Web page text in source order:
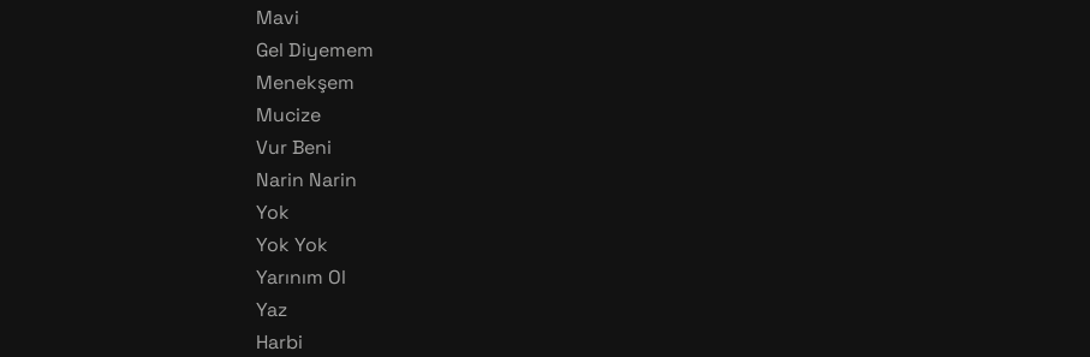
Mavi
Gel Diyemem
Menekşem
Mucize
Vur Beni
Narin Narin
Yok
Yok Yok
Yarınım Ol
Yaz
Harbi